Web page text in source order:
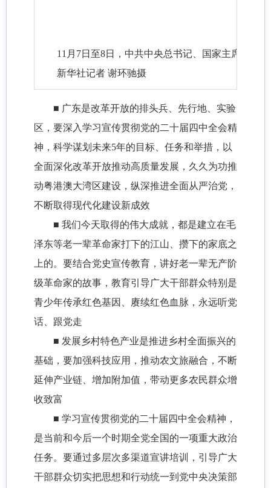
11月7日至8日，中共中央总书记、国家主席、中
新华社记者 谢环驰摄
■ 广东是改革开放的排头兵、先行地、实验
区，要深入学习宣传贯彻党的二十届四中全会精
神，科学谋划未来5年的目标、任务和举措，以
全面深化改革开放推动高质量发展，久久为功推
动粤港澳大湾区建设，纵深推进全面从严治党，
不断取得现代化建设新成效
■ 我们今天取得的伟大成就，都是建立在毛
泽东等老一辈革命家打下的江山、攒下的家底之
上的。要结合党史宣传教育，讲好老一辈无产阶
级革命家的故事，教育引导广大干部群众特别是
青少年传承红色基因、赓续红色血脉，永远听党
话、跟党走
■ 发展乡村特色产业是推进乡村全面振兴的
基础，要加强科技应用，推动农文旅融合，不断
延伸产业链、增加附加值，带动更多农民群众增
收致富
■ 学习宣传贯彻党的二十届四中全会精神，
是当前和今后一个时期全党全国的一项重大政治
任务。要通过多层次多渠道宣讲培训，引导广大
干部群众切实把思想和行动统一到党中央决策部